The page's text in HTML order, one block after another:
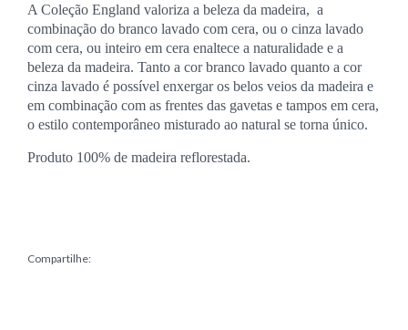
A Coleção England valoriza a beleza da madeira, a
combinação do branco lavado com cera, ou o cinza lavado
com cera, ou inteiro em cera enaltece a naturalidade e a
beleza da madeira. Tanto a cor branco lavado quanto a cor
cinza lavado é possível enxergar os belos veios da madeira e
em combinação com as frentes das gavetas e tampos em cera,
o estilo contemporâneo misturado ao natural se torna único.
Produto 100% de madeira reflorestada.
Compartilhe: